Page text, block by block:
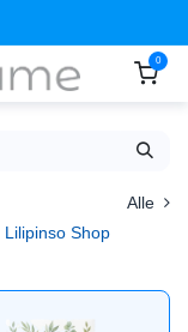
0
Alle
Lilipinso Shop